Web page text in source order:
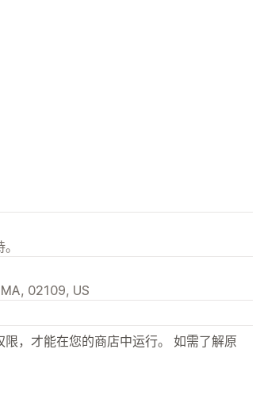
02109, US
，才能在您的商店中运行。 如需了解原